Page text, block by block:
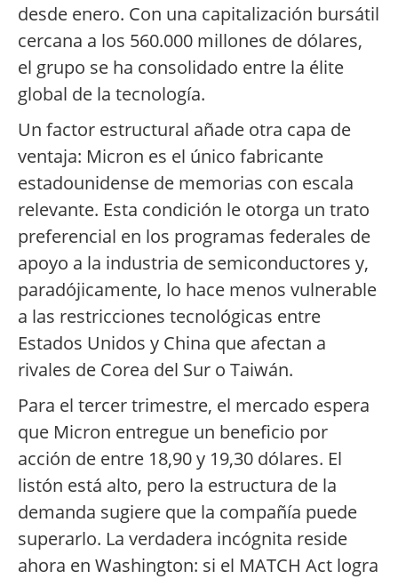
desde enero. Con una capitalización bursátil
cercana a los 560.000 millones de dólares,
el grupo se ha consolidado entre la élite
global de la tecnología.
Un factor estructural añade otra capa de
ventaja: Micron es el único fabricante
estadounidense de memorias con escala
relevante. Esta condición le otorga un trato
preferencial en los programas federales de
apoyo a la industria de semiconductores y,
paradójicamente, lo hace menos vulnerable
a las restricciones tecnológicas entre
Estados Unidos y China que afectan a
rivales de Corea del Sur o Taiwán.
Para el tercer trimestre, el mercado espera
que Micron entregue un beneficio por
acción de entre 18,90 y 19,30 dólares. El
listón está alto, pero la estructura de la
demanda sugiere que la compañía puede
superarlo. La verdadera incógnita reside
ahora en Washington: si el MATCH Act logra